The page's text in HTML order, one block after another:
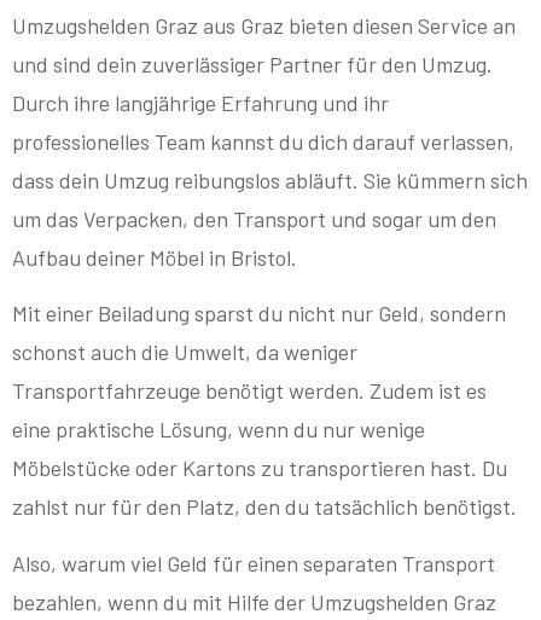
Umzugshelden Graz aus Graz bieten diesen Service an
und sind dein zuverlässiger Partner für den Umzug.
Durch ihre langjährige Erfahrung und ihr
professionelles Team kannst du dich darauf verlassen,
dass dein Umzug reibungslos abläuft. Sie kümmern sich
um das Verpacken, den Transport und sogar um den
Aufbau deiner Möbel in Bristol.
Mit einer Beiladung sparst du nicht nur Geld, sondern
schonst auch die Umwelt, da weniger
Transportfahrzeuge benötigt werden. Zudem ist es
eine praktische Lösung, wenn du nur wenige
Möbelstücke oder Kartons zu transportieren hast. Du
zahlst nur für den Platz, den du tatsächlich benötigst.
Also, warum viel Geld für einen separaten Transport
bezahlen, wenn du mit Hilfe der Umzugshelden Graz